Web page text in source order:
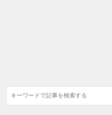
検
索